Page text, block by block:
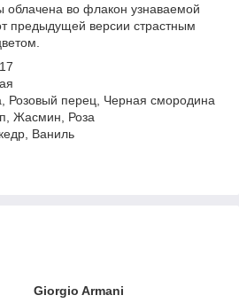
во флакон узнаваемой
предыдущей версии страстным
Розовый перец, Черная смородина
Жасмин, Роза
Ваниль
Giorgio Armani